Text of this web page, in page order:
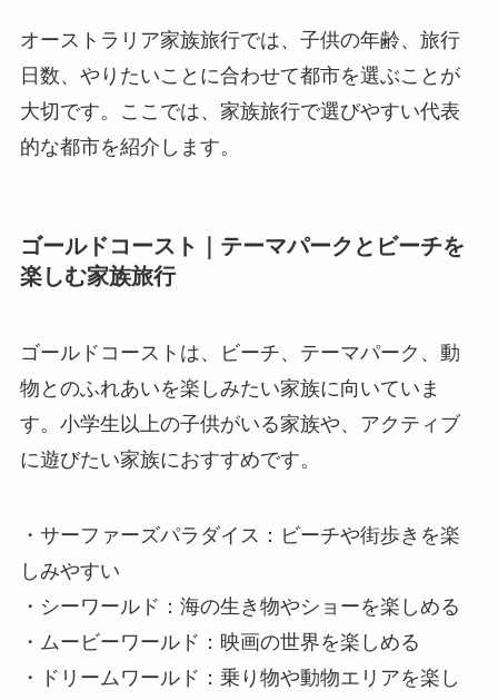
オーストラリア家族旅行では、子供の年齢、旅行
日数、やりたいことに合わせて都市を選ぶことが
大切です。ここでは、家族旅行で選びやすい代表
的な都市を紹介します。
ゴールドコースト｜テーマパークとビーチを
楽しむ家族旅行
ゴールドコーストは、ビーチ、テーマパーク、動
物とのふれあいを楽しみたい家族に向いていま
す。小学生以上の子供がいる家族や、アクティブ
に遊びたい家族におすすめです。
・サーファーズパラダイス：ビーチや街歩きを楽
しみやすい
・シーワールド：海の生き物やショーを楽しめる
・ムービーワールド：映画の世界を楽しめる
・ドリームワールド：乗り物や動物エリアを楽し